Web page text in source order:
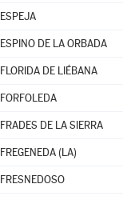
ESPEJA
ESPINO DE LA ORBADA
FLORIDA DE LIÉBANA
FORFOLEDA
FRADES DE LA SIERRA
FREGENEDA (LA)
FRESNEDOSO